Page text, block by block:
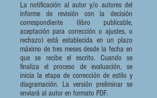
La notificación al autor y/o autores del
informe de revisión con la decisión
correspondiente (libro publicable,
aceptación para corrección o ajustes, o
rechazo) está establecida en un plazo
máximo de tres meses desde la fecha en
que se recibe el escrito. Cuando se
finaliza el proceso de evaluación, se
inicia la etapa de corrección de estilo y
diagramación. La versión preliminar se
enviará al autor en formato PDF.